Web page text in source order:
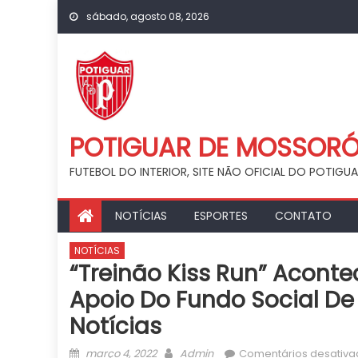
Skip
content
sábado, agosto 08, 2026
POTIGUAR DE
FUTEBOL DO INTERIOR, SITE NÃO OFICIAL DO
NOTÍCIAS ESPORTES CONTATO
NOTÍCIAS
“Treinão Kiss Run”
Apoio Do Fundo Social
Notícias
Posted
março 4, 2022 Author
Admin Comentários